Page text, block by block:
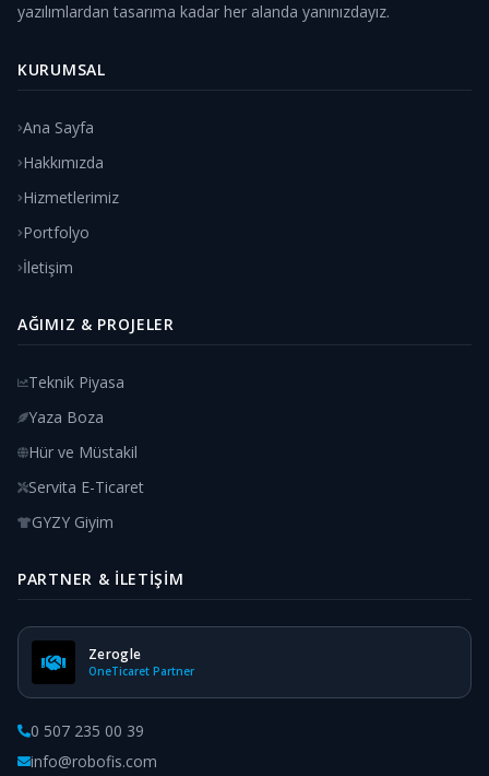
yazılımlardan tasarıma kadar her alanda yanınızdayız.
KURUMSAL
Ana Sayfa
Hakkımızda
Hizmetlerimiz
Portfolyo
İletişim
AĞIMIZ & PROJELER
Teknik Piyasa
Yaza Boza
Hür ve Müstakil
Servita E-Ticaret
GYZY Giyim
PARTNER & İLETIŞIM
Zerogle
OneTicaret Partner
0 507 235 00 39
info@robofis.com